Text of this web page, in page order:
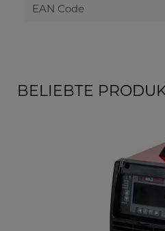
EAN Code
BELIEBTE